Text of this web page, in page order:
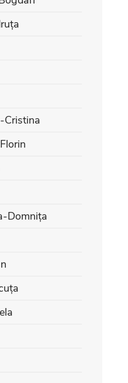
Cristina
Domnița